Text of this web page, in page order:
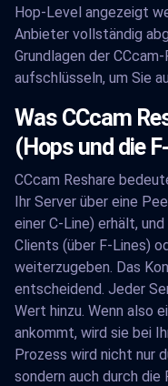
Hop-Level angezeigt
Anbieter vollständig
Grundlagen der
aufschlüsseln, um Sie
Was CCcam
(Hops und die
CCcam Reshare
Ihr Server über eine
einer C-Line) erhält,
Clients (über F-Lines)
weiterzugeben. Das
entscheidend. Jeder
Wert hinzu. Wenn also
ankommt, wird sie bei
Prozess wird nicht nur
sondern auch durch die